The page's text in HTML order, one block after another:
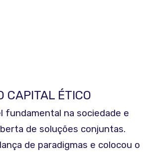
CAPITAL ÉTICO
fundamental na sociedade e
de soluções conjuntas.
de paradigmas e colocou o